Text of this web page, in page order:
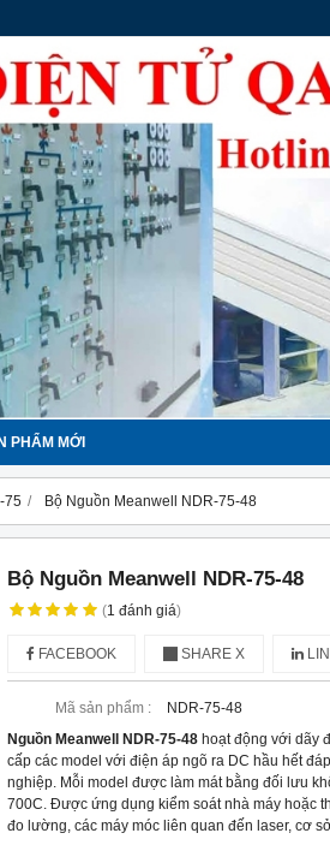
PHẨM MỚI
75 Bộ Nguồn Meanwell NDR-75-48
Bộ Nguồn Meanwell NDR-75-48
(1đánh giá)
FACEBOOK SHARE X
Mã sản phẩm :
NDR-75-48
Nguồn Meanwell NDR-75-48 hoạt động với dãy
cấp các model với điện áp ngõ ra DC hầu hết
nghiệp. Mỗi model được làm mát bằng đối lưu
700C. Được ứng dụng kiểm soát nhà máy hoặc
đo lường, các máy móc liên quan đến laser, cơ